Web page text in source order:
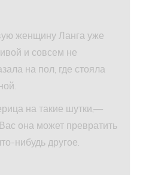
женщину Ланга уже
и совсем не
на пол, где стояла
на такие шутки,—
она может превратить
нибудь другое.